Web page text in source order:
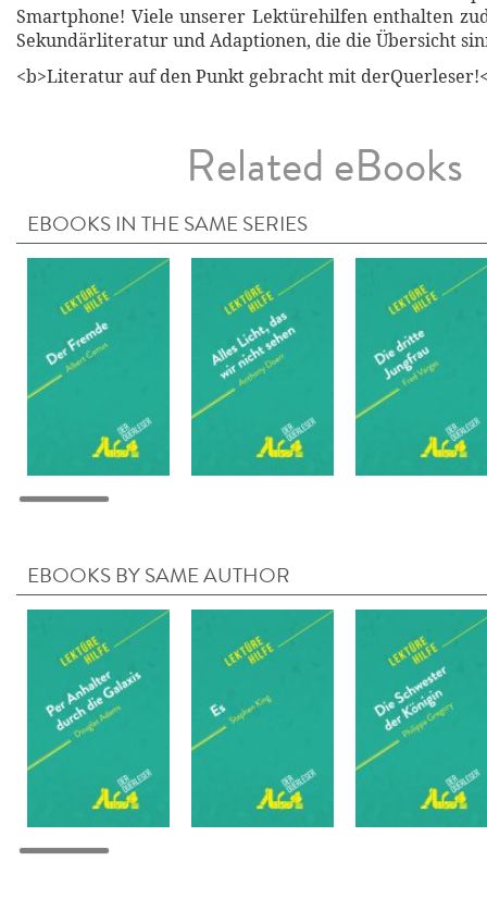
Smartphone! Viele unserer Lektürehilfen enthalten
Sekundärliteratur und Adaptionen, die die Übersicht
<b>Literatur auf den Punkt gebracht mit
Related eBooks
EBOOKS IN THE SAME SERIES
EBOOKS BY SAME AUTHOR